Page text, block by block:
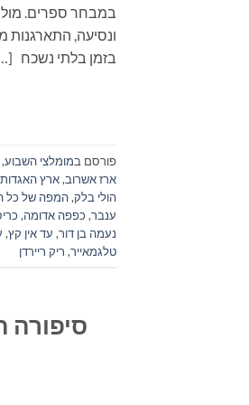
במבחר ספרים. מול
בזמן בלתי נשכח
פורסם במומלצי השבוע,
ארז אשרוב,ארץ האגדות
הולי בלק,המפה של כל
ענבר, כפפה אדומה,
נעמה בן דור, עד אין קץ,
טלגמאייר, ריק ריירדן
סיפורה